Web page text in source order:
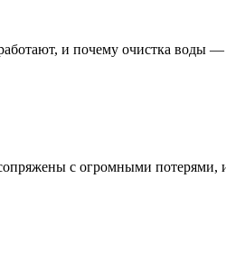
и почему очистка воды
с огромными потерями,